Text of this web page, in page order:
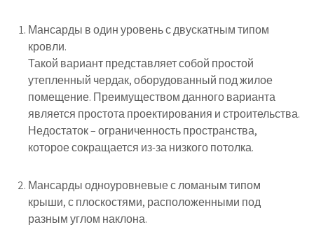
Мансарды в один уровень с двускатным типом
кровли.
Такой вариант представляет собой простой
утепленный чердак, оборудованный под жилое
помещение. Преимуществом данного варианта
является простота проектирования и строительства.
Недостаток – ограниченность пространства,
которое сокращается из-за низкого потолка.
Мансарды одноуровневые с ломаным типом
крыши, с плоскостями, расположенными под
разным углом наклона.